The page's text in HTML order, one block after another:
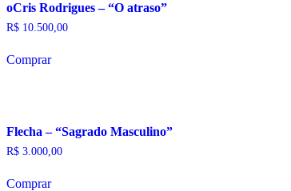
oCris Rodrigues – “O atraso”
R$ 10.500,00
Comprar
Flecha – “Sagrado Masculino”
R$ 3.000,00
Comprar